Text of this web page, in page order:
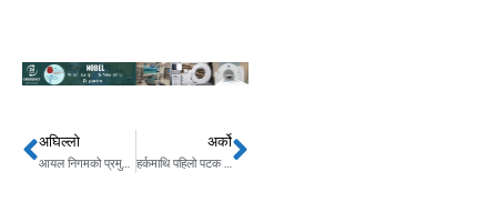
Prev
अघिल्लो
आयल निगमको प्रमुख बन्न १४ जनाको निवेदन, तलव ३ लाख
अर्को
हर्कमाथि पहिलो पटक यसरी जङ्गिए उपमेयर बेघा…Next